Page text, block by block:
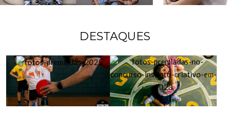
DESTAQUES